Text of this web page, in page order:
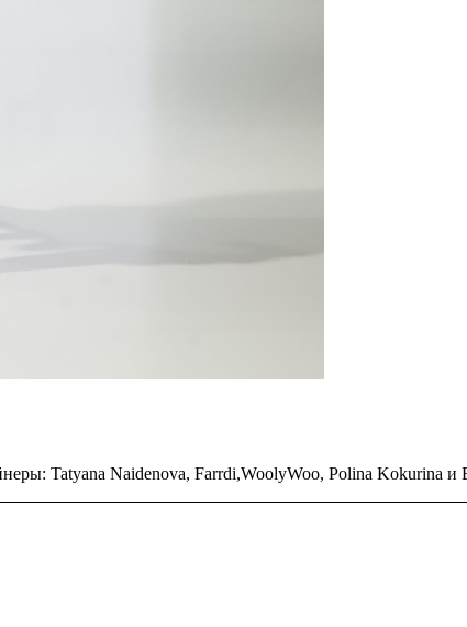
Tatyana Naidenova, Farrdi,WoolyWoo, Polina Kokurina и